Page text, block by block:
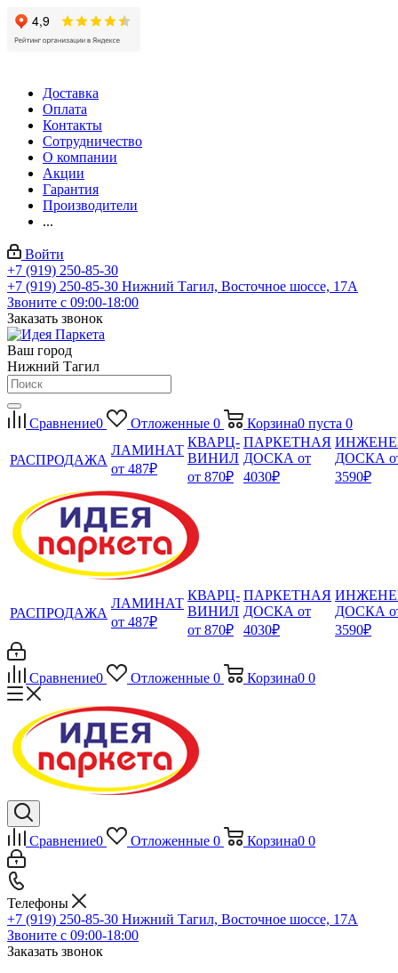
Доставка
Оплата
Контакты
Сотрудничество
О компании
Акции
Гарантия
Производители
...
Войти
+7 (919) 250-85-30
+7 (919) 250-85-30 Нижний Тагил, Восточное шоссе, 17А
Звоните с 09:00-18:00
Заказать звонок
Ваш город
Нижний Тагил
Сравнение0 Отложенные 0 Корзина0 пуста 0
РАСПРОДАЖА
ЛАМИНАТ
от 487₽
КВАРЦ-
ВИНИЛ
от 870₽
ПАРКЕТНАЯ
ДОСКА от
4030₽
ДОСКА
3590₽
РАСПРОДАЖА
ЛАМИНАТ
от 487₽
КВАРЦ-
ВИНИЛ
от 870₽
ПАРКЕТНАЯ
ДОСКА от
4030₽
ДОСКА
3590₽
Сравнение0 Отложенные 0 Корзина0 0
Сравнение0 Отложенные 0 Корзина0 0
Телефоны
+7 (919) 250-85-30 Нижний Тагил, Восточное шоссе, 17А
Звоните с 09:00-18:00
Заказать звонок